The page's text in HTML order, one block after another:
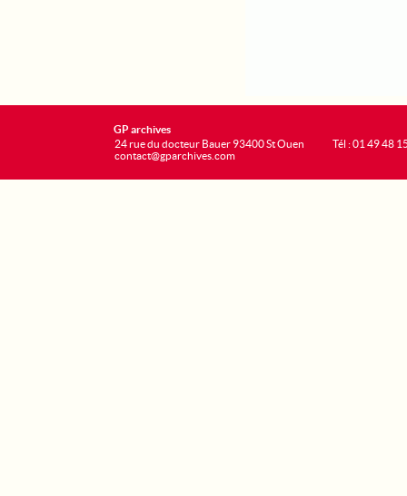
GP archives
24 rue du docteur Bauer 93400 St Ouen
contact@gparchives.com
Tél : 01 49 48